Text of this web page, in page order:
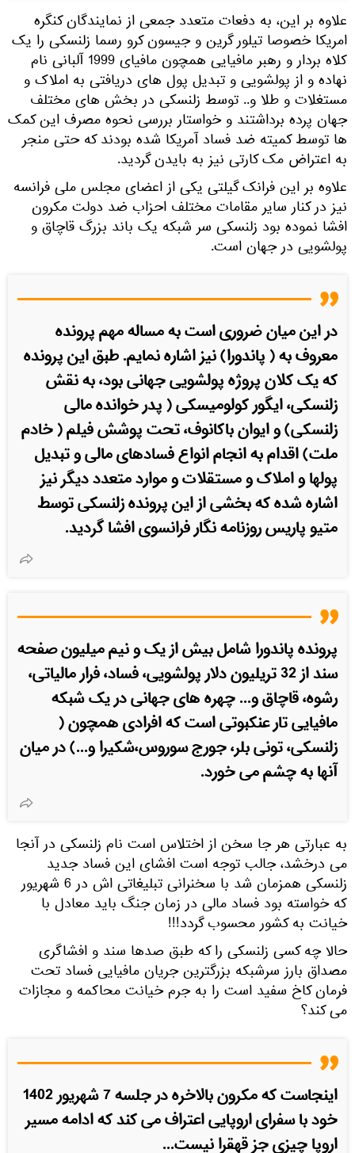
علاوه بر این، به دفعات متعدد جمعی از نمایندگان کنگره
امریکا خصوصا تیلور گرین و جیسون کرو رسما زلنسکی را یک
کلاه بردار و رهبر مافیایی همچون مافیای 1999 آلبانی نام
نهاده و از پولشویی و تبدیل پول های دریافتی به املاک و
مستغلات و طلا و.. توسط زلنسکی در بخش های مختلف
جهان پرده برداشتند و خواستار بررسی نحوه مصرف این کمک
ها توسط کمیته ضد فساد آمریکا شده بودند که حتی منجر
به اعتراض مک کارتی نیز به بایدن گردید.
علاوه بر این فرانک گیلتی یکی از اعضای مجلس ملی فرانسه
نیز در کنار سایر مقامات مختلف احزاب ضد دولت مکرون
افشا نموده بود زلنسکی سر شبکه یک باند بزرگ قاچاق و
پولشویی در جهان است.
در این میان ضروری است به مساله مهم پرونده
معروف به ( پاندورا) نیز اشاره نمایم. طبق این پرونده
که یک کلان پروژه پولشویی جهانی بود، به نقش
زلنسکی، ایگور کولومیسکی ( پدر خوانده مالی
زلنسکی) و ایوان باکانوف، تحت پوشش فیلم ( خادم
ملت) اقدام به انجام انواع فسادهای مالی و تبدیل
پولها و املاک و مستقلات و موارد متعدد دیگر نیز
اشاره شده که بخشی از این پرونده زلنسکی توسط
متیو پاریس روزنامه نگار فرانسوی افشا گردید.
پرونده پاندورا شامل بیش از یک و نیم میلیون صفحه
سند از 32 تریلیون دلار پولشویی، فساد، فرار مالیاتی،
رشوه، قاچاق و... چهره های جهانی در یک شبکه
مافیایی تار عنکبوتی است که افرادی همچون (
زلنسکی، تونی بلر، جورج سوروس،شکیرا و...) در میان
آنها به چشم می خورد.
به عبارتی هر جا سخن از اختلاس است نام زلنسکی در آنجا
می درخشد، جالب توجه است افشای این فساد جدید
زلنسکی همزمان شد با سخنرانی تبلیغاتی اش در 6 شهریور
که خواسته بود فساد مالی در زمان جنگ باید معادل با
خیانت به کشور محسوب گردد!!!
حالا چه کسی زلنسکی را که طبق صدها سند و افشاگری
مصداق بارز سرشبکه بزرگترین جریان مافیایی فساد تحت
فرمان کاخ سفید است را به جرم خیانت محاکمه و مجازات
می کند؟
اینجاست که مکرون بالاخره در جلسه 7 شهریور 1402
خود با سفرای اروپایی اعتراف می کند که ادامه مسیر
اروپا چیزی جز قهقرا نیست...